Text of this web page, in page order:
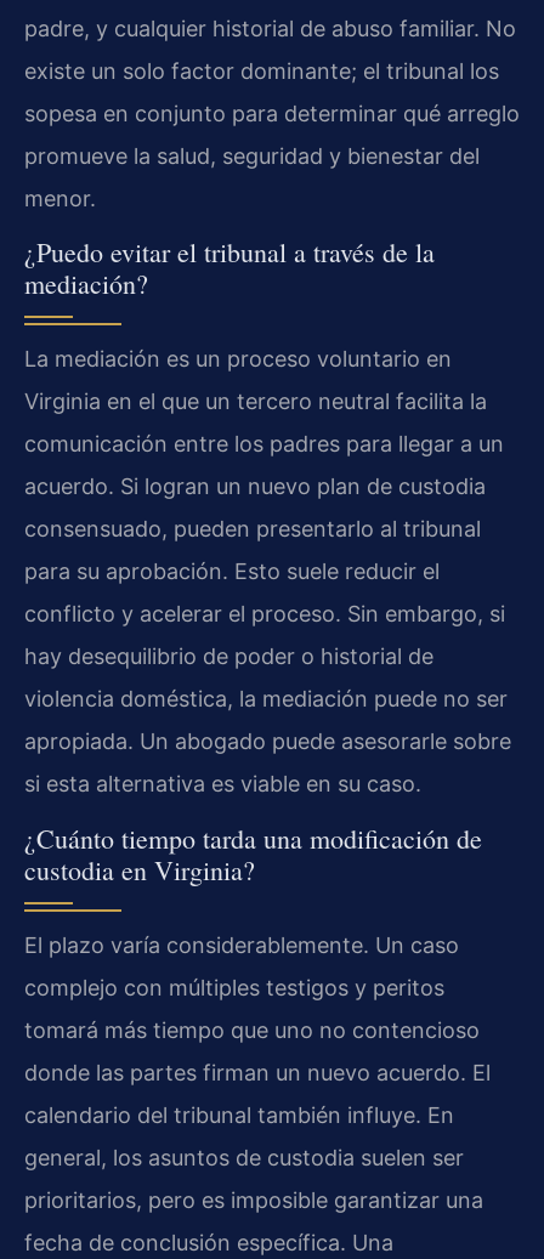
padre, y cualquier historial de abuso familiar. No
existe un solo factor dominante; el tribunal los
sopesa en conjunto para determinar qué arreglo
promueve la salud, seguridad y bienestar del
menor.
¿Puedo evitar el tribunal a través de la
mediación?
La mediación es un proceso voluntario en
Virginia en el que un tercero neutral facilita la
comunicación entre los padres para llegar a un
acuerdo. Si logran un nuevo plan de custodia
consensuado, pueden presentarlo al tribunal
para su aprobación. Esto suele reducir el
conflicto y acelerar el proceso. Sin embargo, si
hay desequilibrio de poder o historial de
violencia doméstica, la mediación puede no ser
apropiada. Un abogado puede asesorarle sobre
si esta alternativa es viable en su caso.
¿Cuánto tiempo tarda una modificación de
custodia en Virginia?
El plazo varía considerablemente. Un caso
complejo con múltiples testigos y peritos
tomará más tiempo que uno no contencioso
donde las partes firman un nuevo acuerdo. El
calendario del tribunal también influye. En
general, los asuntos de custodia suelen ser
prioritarios, pero es imposible garantizar una
fecha de conclusión específica. Una